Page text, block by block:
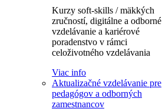
Kurzy soft-skills / mäkkých
zručností, digitálne a odborné
vzdelávanie a kariérové
poradenstvo v rámci
celoživotného vzdelávania
Viac info
Aktualizačné vzdelávanie pre
pedagógov a odborných
zamestnancov